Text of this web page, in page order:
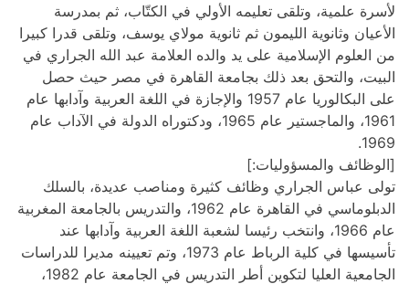
بمدرسة
قدرا كبيرا
الجراري في
حيث حصل
العربية وآدابها عام
الدولة في الآداب عام
بالسلك
والتدريس بالجامعة المغربية
عند
وتم تعيينه مديرا للدراسات
الجامعية العليا لتكوين أطر التدريس في الجامعة عام 1982،